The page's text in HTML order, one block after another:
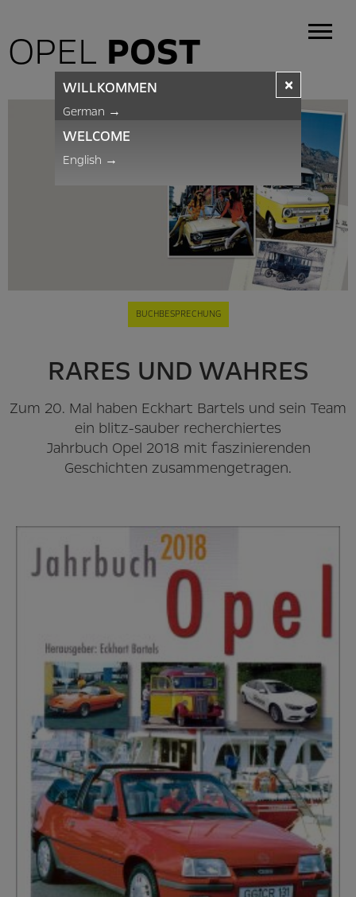
OPEL POST
BUCHBESPRECHUNG
RARES UND WAHRES
Zum 20. Mal haben Eckhart Bartels und sein Team
ein blitz-sauber recherchiertes
Jahrbuch Opel 2018 mit faszinierenden
Geschichten zusammengetragen.
×
WILLKOMMEN
German →
WELCOME
English →